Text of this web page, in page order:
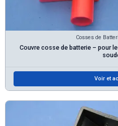
Cosses de
Couvre cosse de batterie – pour
Voir et